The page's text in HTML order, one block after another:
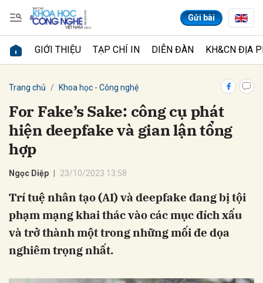
Gửi bài
GIỚI THIỆU TẠP CHÍ IN DIỄN ĐÀN KH&CN ĐỊA
Trang chủ Khoa học - Công nghệ
For Fake’s Sake: công cụ phát
hiện deepfake và gian lận tổng
hợp
Ngọc Diệp 23/10/2023 13:58
Trí tuệ nhân tạo (AI) và deepfake đang bị tội
phạm mạng khai thác vào các mục đích xấu
và trở thành một trong những mối đe dọa
nghiêm trọng nhất.
Gửi bình luận
Hủy Gửi